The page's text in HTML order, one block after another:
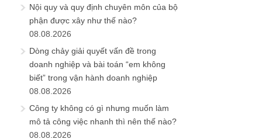
Nội quy và quy định chuyên môn của bộ
phận được xây như thế nào?
08.08.2026
Dòng chảy giải quyết vấn đề trong
doanh nghiệp và bài toán “em không
biết” trong vận hành doanh nghiệp
08.08.2026
Công ty không có gì nhưng muốn làm
mô tả công việc nhanh thì nên thế nào?
08.08.2026